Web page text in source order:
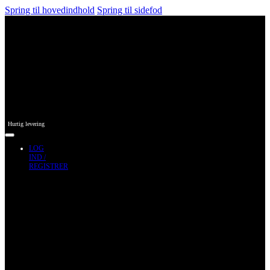
Spring til hovedindhold Spring til sidefod
Hurtig levering
LOG
IND /
REGISTRER